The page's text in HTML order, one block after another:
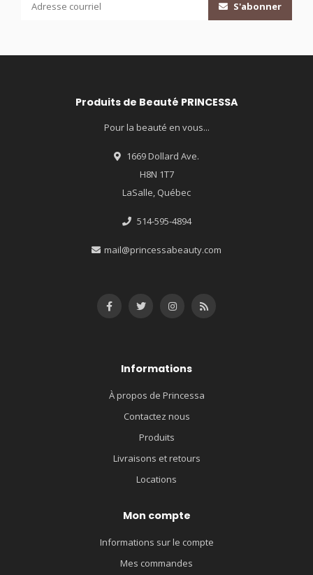
S'abonner
Produits de Beauté PRINCESSA
Pour la beauté en vous...
1669 Dollard Ave.
H8N 1T7
LaSalle, Québec
514-595-4894
mail@princessabeauty.com
Informations
À propos de Princessa
Contactez nous
Produits
Livraisons et retours
Locations
Mon compte
Informations sur le compte
Mes commandes